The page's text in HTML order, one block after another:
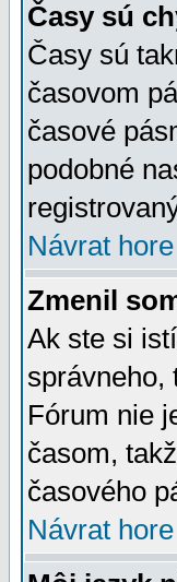
Časy sú
Časy sú
časovom
časové
podobné
Návrat hore
Zmenil
Ak ste si
správneho,
Fórum nie
časom,
časového
Návrat hore